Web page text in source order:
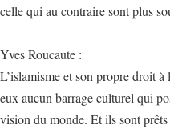
celle qui au contraire sont plus
Yves Roucaute :
L’islamisme et son propre droit
eux aucun barrage culturel qui
vision du monde. Et ils sont